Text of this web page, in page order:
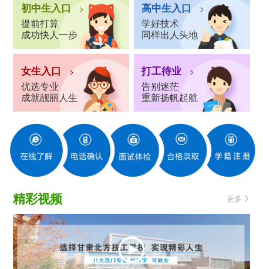
初中生入口 >
提前打算
成功快人一步
高中生入口 >
学好技术
同样出人头地
女生入口 >
优选专业
成就靓丽人生
打工待业 >
告别迷茫
重新扬帆起航
精彩视频 更多